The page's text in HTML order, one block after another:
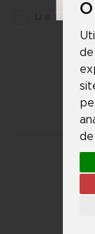
de
de
Li e aceito a